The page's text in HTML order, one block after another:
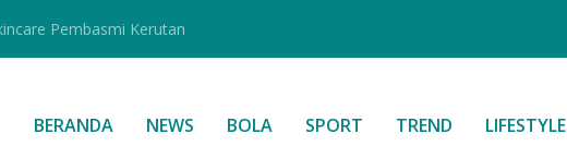
Pembasmi Kerutan
BERANDA NEWS BOLA SPORT TREND LIFESTYLE